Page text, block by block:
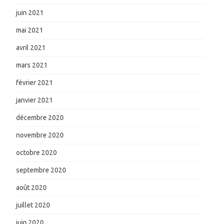
juin 2021
mai 2021
avril 2021
mars 2021
février 2021
janvier 2021
décembre 2020
novembre 2020
octobre 2020
septembre 2020
août 2020
juillet 2020